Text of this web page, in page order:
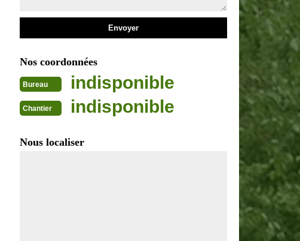
Nos coordonnées
Bureau indisponible
Chantier indisponible
Nous localiser